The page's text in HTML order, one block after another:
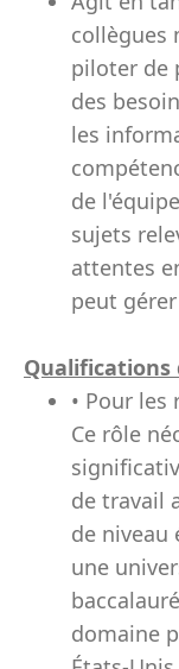
collègues
piloter de
des
les
de
sujets
attentes
peut
Qualifications
• Pour les
Ce rôle
de travail
de niveau
une
domaine